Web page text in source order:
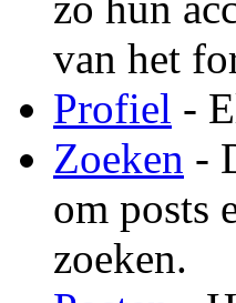
van het
Profiel -
Zoeken -
om posts
zoeken.